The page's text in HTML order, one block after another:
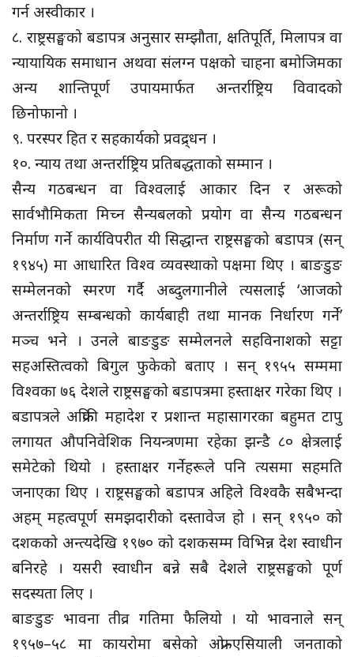
गर्न अस्वीकार ।
८. राष्ट्रसङ्घको बडापत्र अनुसार सम्झौता, क्षतिपूर्ति, मिलापत्र वा
न्यायायिक समाधान अथवा संलग्न पक्षको चाहना बमोजिमका
अन्य शान्तिपूर्ण उपायमार्फत अन्तर्राष्ट्रिय विवादको
छिनोफानो ।
९. परस्पर हित र सहकार्यको प्रवद्र्धन ।
१०. न्याय तथा अन्तर्राष्ट्रिय प्रतिबद्धताको सम्मान ।
सैन्य गठबन्धन वा विश्वलाई आकार दिन र अरूको
सार्वभौमिकता मिच्न सैन्यबलको प्रयोग वा सैन्य गठबन्धन
निर्माण गर्ने कार्यविपरीत यी सिद्धान्त राष्ट्रसङ्घको बडापत्र (सन्
१९४५) मा आधारित विश्व व्यवस्थाको पक्षमा थिए । बाङडुङ
सम्मेलनको स्मरण गर्दै अब्दुलगानीले त्यसलाई ‘आजको
अन्तर्राष्ट्रिय सम्बन्धको कार्यबाही तथा मानक निर्धारण गर्ने’
मञ्च भने । उनले बाङडुङ सम्मेलनले सहविनाशको सट्टा
सहअस्तित्वको बिगुल फुकेको बताए । सन् १९५५ सम्ममा
विश्वका ७६ देशले राष्ट्रसङ्घको बडापत्रमा हस्ताक्षर गरेका थिए ।
बडापत्रले अफ्रिकी महादेश र प्रशान्त महासागरका बहुमत टापु
लगायत औपनिवेशिक नियन्त्रणमा रहेका झन्डै ८० क्षेत्रलाई
समेटेको थियो । हस्ताक्षर गर्नेहरूले पनि त्यसमा सहमति
जनाएका थिए । राष्ट्रसङ्घको बडापत्र अहिले विश्वकै सबैभन्दा
अहम् महत्वपूर्ण समझदारीको दस्तावेज हो । सन् १९५० को
दशकको अन्त्यदेखि १९७० को दशकसम्म विभिन्न देश स्वाधीन
बनिरहे । यसरी स्वाधीन बन्ने सबै देशले राष्ट्रसङ्घको पूर्ण
सदस्यता लिए ।
बाङडुङ भावना तीव्र गतिमा फैलियो । यो भावनाले सन्
१९५७–५८ मा कायरोमा बसेको अफ्रो–एसियाली जनताको